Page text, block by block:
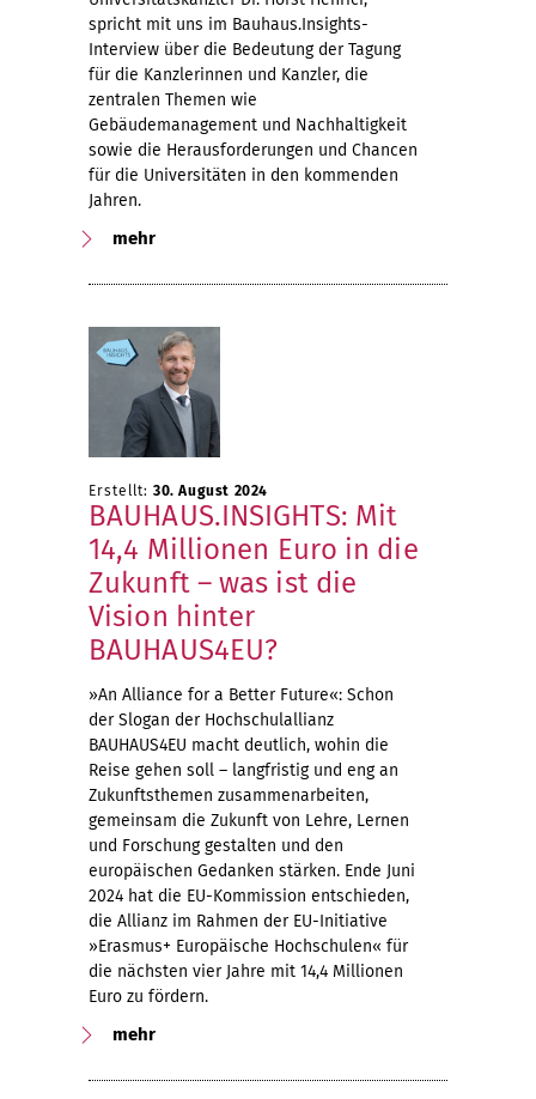
spricht mit uns im Bauhaus.Insights-
Interview über die Bedeutung der Tagung
für die Kanzlerinnen und Kanzler, die
zentralen Themen wie
Gebäudemanagement und Nachhaltigkeit
sowie die Herausforderungen und Chancen
für die Universitäten in den kommenden
Jahren.
mehr
Erstellt: 30. August 2024
BAUHAUS.INSIGHTS: Mit
14,4 Millionen Euro in die
Zukunft – was ist die
Vision hinter
BAUHAUS4EU?
»An Alliance for a Better Future«: Schon
der Slogan der Hochschulallianz
BAUHAUS4EU macht deutlich, wohin die
Reise gehen soll – langfristig und eng an
Zukunftsthemen zusammenarbeiten,
gemeinsam die Zukunft von Lehre, Lernen
und Forschung gestalten und den
europäischen Gedanken stärken. Ende Juni
2024 hat die EU-Kommission entschieden,
die Allianz im Rahmen der EU-Initiative
»Erasmus+ Europäische Hochschulen« für
die nächsten vier Jahre mit 14,4 Millionen
Euro zu fördern.
mehr